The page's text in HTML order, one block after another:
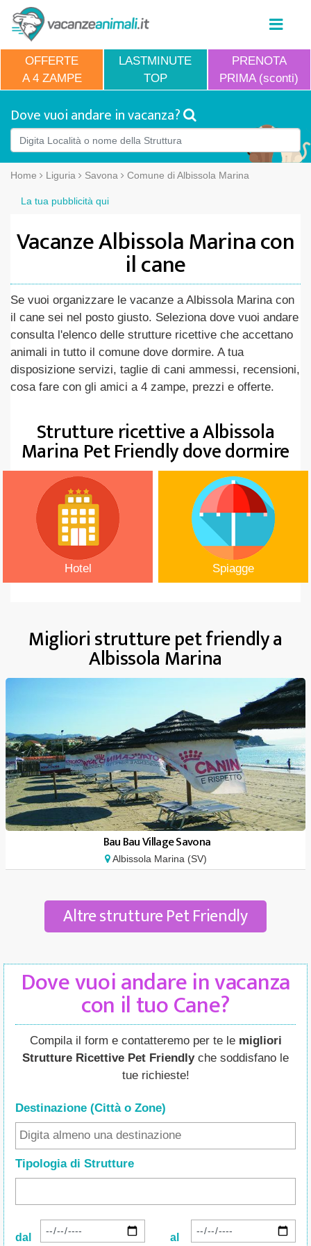
OFFERTE
A 4 ZAMPE
LASTMINUTE
TOP
PRENOTA
PRIMA (sconti)
Dove vuoi andare in vacanza?
Home Liguria Savona Comune di Albissola Marina
La tua pubblicità qui
Vacanze Albissola Marina con
il cane
Se vuoi organizzare le vacanze a Albissola Marina con
il cane sei nel posto giusto. Seleziona dove vuoi andare
consulta l'elenco delle strutture ricettive che accettano
animali in tutto il comune dove dormire. A tua
disposizione servizi, taglie di cani ammessi, recensioni,
cosa fare con gli amici a 4 zampe, prezzi e offerte.
Strutture ricettive a Albissola
Marina Pet Friendly dove dormire
Hotel Spiagge
Migliori strutture pet friendly a
Albissola Marina
Bau Bau Village Savona
Albissola Marina (SV)
Altre strutture Pet Friendly
Dove vuoi andare in vacanza
con il tuo Cane?
Compila il form e contatteremo per te le migliori
Strutture Ricettive Pet Friendlyche soddisfano le
tue richieste!
Destinazione (Città o Zone)
Tipologia di Strutture
dal al